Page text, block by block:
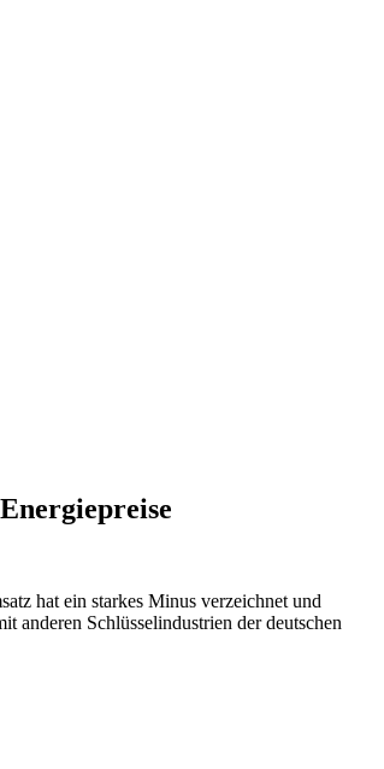
hat ein starkes Minus verzeichnet und
anderen Schlüsselindustrien der deutschen